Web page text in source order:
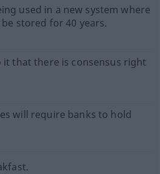
used in a new system where
stored for 40 years.
it that there is consensus right
will require banks to hold